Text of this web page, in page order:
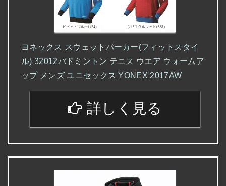
ヨネックス スウェットパーカー(フィットスタイ
ル) 32012バドミントン テニス ウエア ウォームア
ップ メンズ ユニセックス YONEX 2017AW
詳しく見る